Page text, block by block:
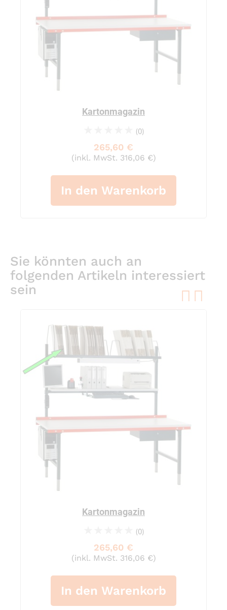
Kartonmagazin
(0)
265,60 €
(inkl. MwSt. 316,06 €)
In den Warenkorb
Sie könnten auch an
folgenden Artikeln interessiert
sein
Kartonmagazin
(0)
265,60 €
(inkl. MwSt. 316,06 €)
In den Warenkorb